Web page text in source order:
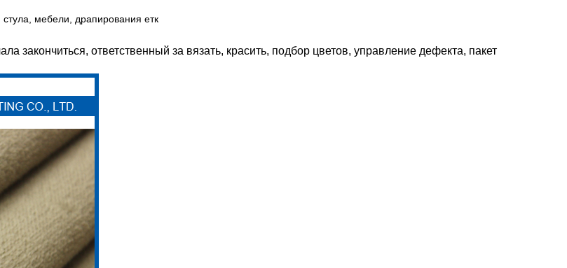
мебели, драпирования етк
закончиться, ответственный за вязать, красить, подбор цветов, управление дефекта, пакет